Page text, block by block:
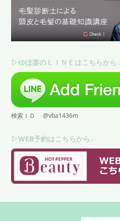
▷ゆほ楽のＬＩＮＥはこちらから↓
検索ＩＤ @vba1436m
▷WEB予約はこちらから↓